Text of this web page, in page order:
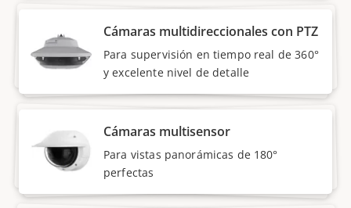
Cámaras multidireccionales con PTZ
Para supervisión en tiempo real de 360°
y excelente nivel de detalle
Cámaras multisensor
Para vistas panorámicas de 180°
perfectas